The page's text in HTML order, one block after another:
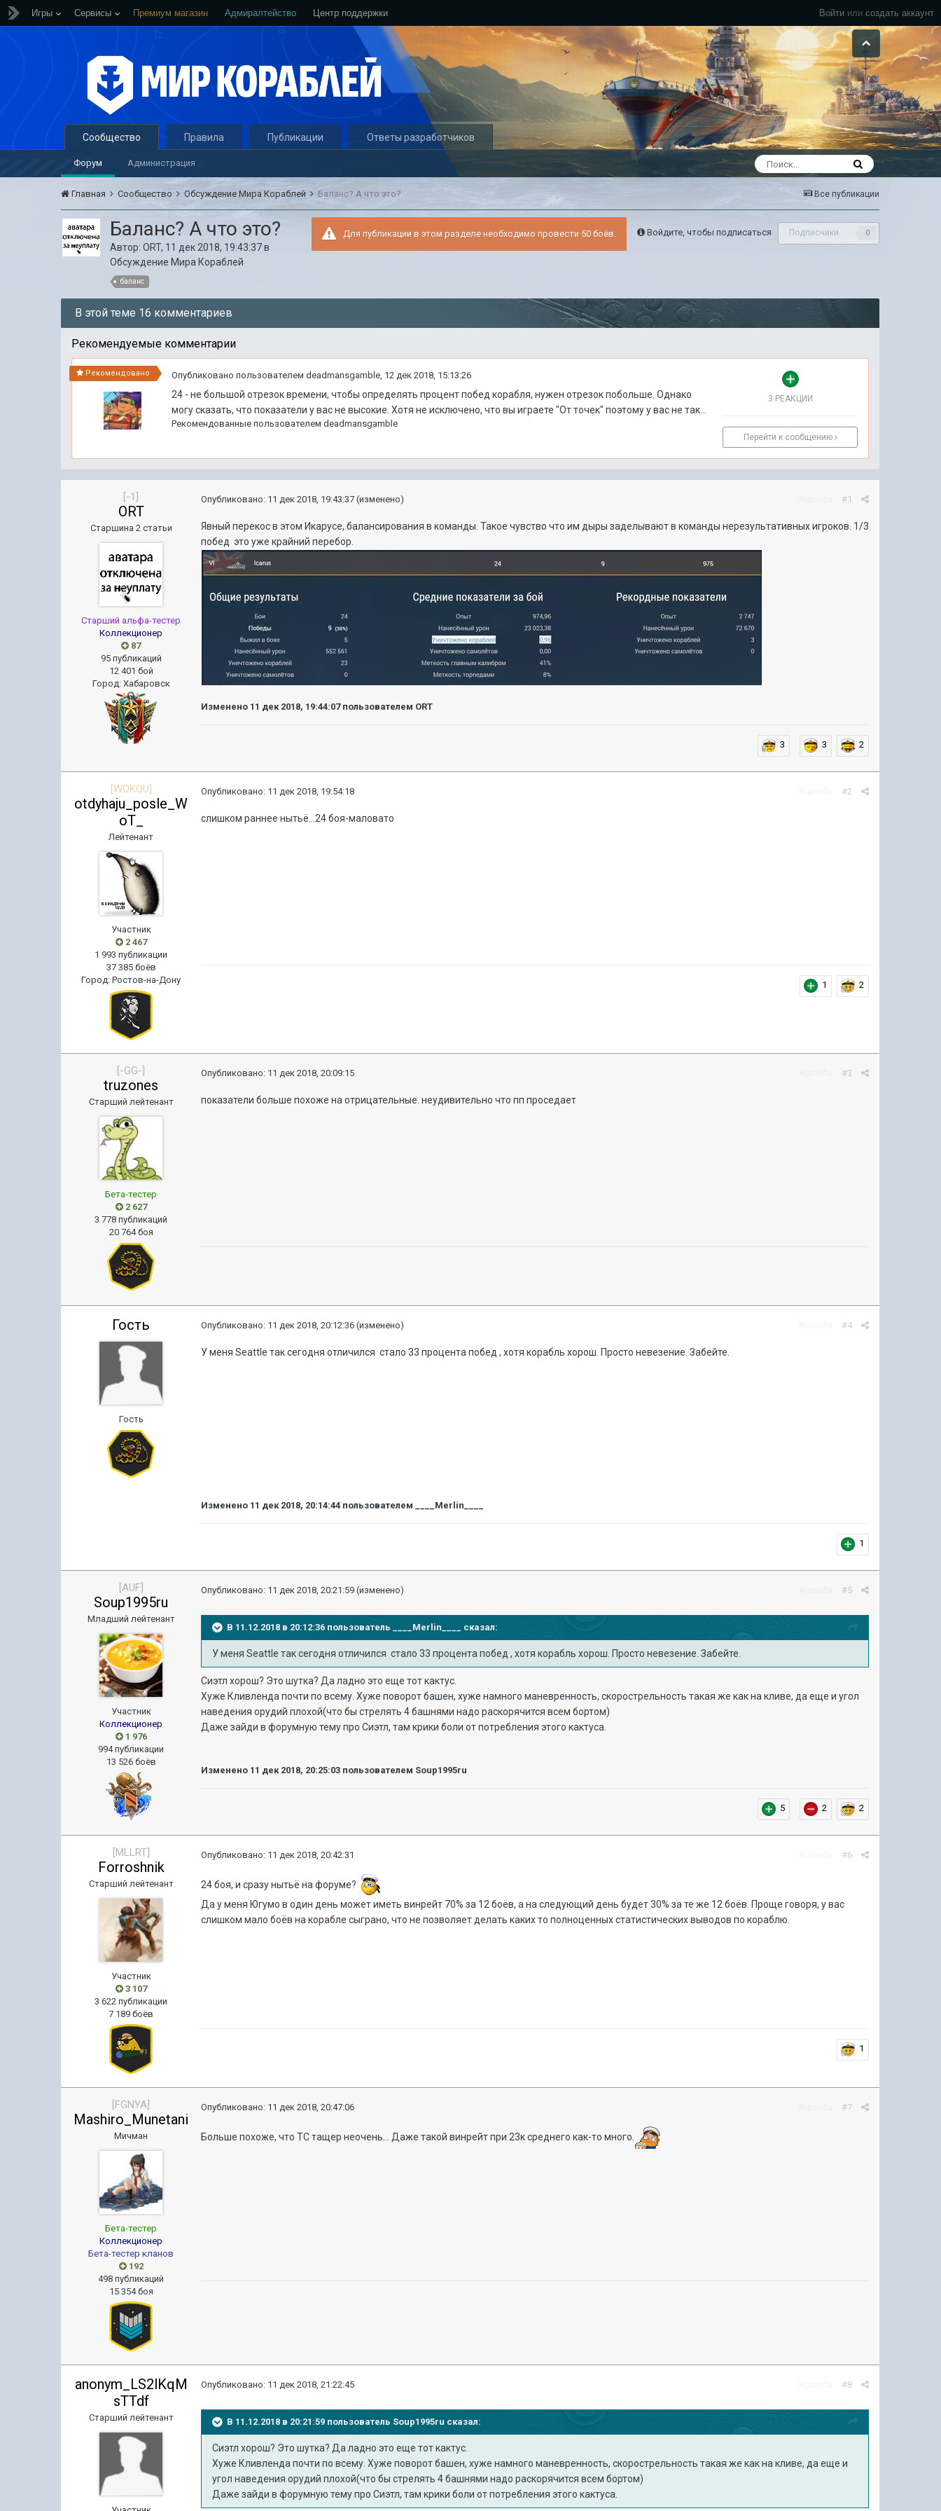
Войти или создать аккаунт
Игры Сервисы Премиум магазин Адмиралтейство Центр поддержки
Сообщество
Форум Администрация
Правила Публикации Ответы разработчиков
Все публикации
Главная Сообщество Обсуждение Мира Кораблей Баланс? А что это?
Войдите, чтобы подписаться Подписчики 0
Для публикации в этом разделе необходимо провести 50 боёв.
Баланс? А что это?
Автор:ORT, 11 дек 2018, 19:43:37в
Обсуждение Мира Кораблей
баланс
В этой теме 16 комментариев
Рекомендуемые комментарии
Рекомендовано Опубликовано пользователемdeadmansgamble 12 дек 2018, 15:13:26
24 - не большой отрезок времени, чтобы определять процент побед корабля, нужен отрезок побольше. Однако
могу сказать, что показатели у вас не высокие. Хотя не исключено, что вы играете "От точек" поэтому у вас не так...
Рекомендованные пользователемdeadmansgamble
3 РЕАКЦИИ
Перейти к сообщению
[-1]
ORT
Старшина 2 статьи
Старший альфа-тестер
Коллекционер
87
95 публикаций
12 401 бой
Город: Хабаровск
#1
Опубликовано: 11 дек 2018, 19:43:37 (изменено)
Явный перекос в этом Икарусе, балансирования в команды. Такое чувство что им дыры заделывают в команды нерезультативных игроков. 1/3
побед это уже крайний перебор.
Изменено 11 дек 2018, 19:44:07пользователем ORT
3 3 2
[WOKOU]
otdyhaju_posle_W
oT_
Лейтенант
Участник
2 467
1 993 публикации
37 385 боёв
Город:Ростов-на-Дону
#2
Опубликовано: 11 дек 2018, 19:54:18
слишком раннее нытьё...24 боя-маловато
1 2
[-GG-]
truzones
Старший лейтенант
Бета-тестер
2 627
3 778 публикаций
20 764 боя
#3
Опубликовано: 11 дек 2018, 20:09:15
показатели больше похоже на отрицательные. неудивительно что пп проседает
Гость
Гость
#4
Опубликовано: 11 дек 2018, 20:12:36 (изменено)
У меня Seattle так сегодня отличился стало 33 процента побед , хотя корабль хорош. Просто невезение. Забейте.
Изменено 11 дек 2018, 20:14:44 пользователем ____Merlin____
1
[AUF]
Soup1995ru
Младший лейтенант
Участник
Коллекционер
1 976
994 публикации
13 526 боёв
#5
Опубликовано: 11 дек 2018, 20:21:59 (изменено)
В 11.12.2018 в 20:12:36 пользователь ____Merlin____ сказал:
У меня Seattle так сегодня отличился стало 33 процента побед , хотя корабль хорош. Просто невезение. Забейте.
Сиэтл хорош? Это шутка? Да ладно это еще тот кактус.
Хуже Кливленда почти по всему. Хуже поворот башен, хуже намного маневренность, скорострельность такая же как на кливе, да еще и угол
наведения орудий плохой(что бы стрелять 4 башнями надо раскорячится всем бортом)
Даже зайди в форумную тему про Сиэтл, там крики боли от потребления этого кактуса.
Изменено 11 дек 2018, 20:25:03 пользователем Soup1995ru
5 2 2
[MLLRT]
Forroshnik
Старший лейтенант
Участник
3 107
3 622 публикации
7 189 боёв
#6
Опубликовано: 11 дек 2018, 20:42:31
24 боя, и сразу нытьё на форуме?
Да у меня Югумо в один день может иметь винрейт 70% за 12 боёв, а на следующий день будет 30% за те же 12 боёв. Проще говоря, у вас
слишком мало боёв на корабле сыграно, что не позволяет делать каких то полноценных статистических выводов по кораблю.
1
[FGNYA]
Mashiro_Munetani
Мичман
Бета-тестер
Коллекционер
Бета-тестер кланов
192
498 публикаций
15 354 боя
#7
Опубликовано: 11 дек 2018, 20:47:06
Больше похоже, что ТС тащер неочень... Даже такой винрейт при 23к среднего как-то много.
anonym_LS2lKqM
sTTdf
Старший лейтенант
#8
Опубликовано: 11 дек 2018, 21:22:45
В 11.12.2018 в 20:21:59 пользователь Soup1995ru сказал:
Сиэтл хорош? Это шутка? Да ладно это еще тот кактус.
Хуже Кливленда почти по всему. Хуже поворот башен, хуже намного маневренность, скорострельность такая же как на кливе, да еще и
угол наведения орудий плохой(что бы стрелять 4 башнями надо раскорячится всем бортом)
Даже зайди в форумную тему про Сиэтл, там крики боли от потребления этого кактуса.